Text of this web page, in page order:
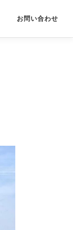
お問い合わせ